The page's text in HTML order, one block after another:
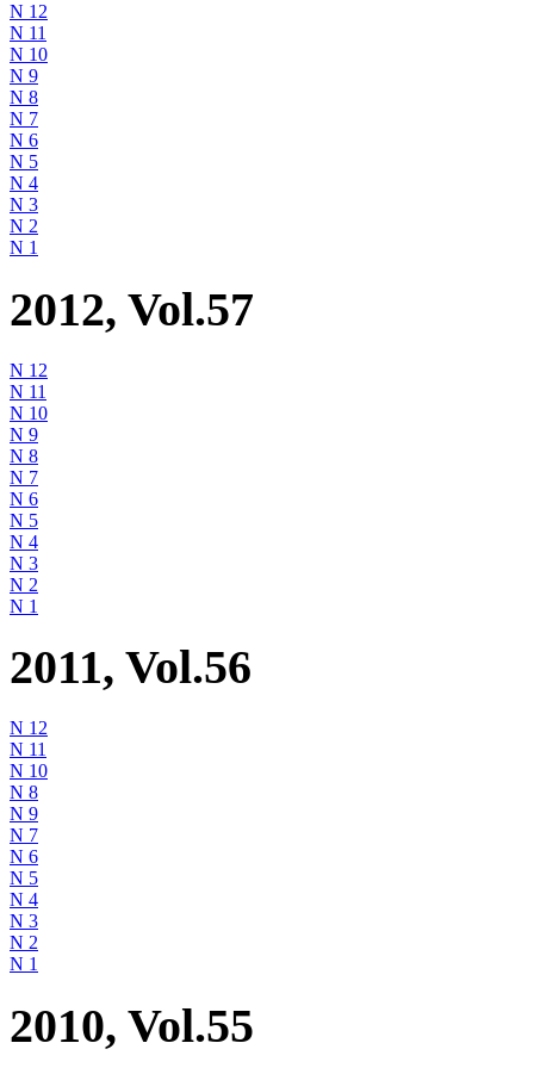
N 12
N 11
N 10
N 9
N 8
N 7
N 6
N 5
N 4
N 3
N 2
N 1
2012, Vol.57
N 12
N 11
N 10
N 9
N 8
N 7
N 6
N 5
N 4
N 3
N 2
N 1
2011, Vol.56
N 12
N 11
N 10
N 8
N 9
N 7
N 6
N 5
N 4
N 3
N 2
N 1
2010, Vol.55